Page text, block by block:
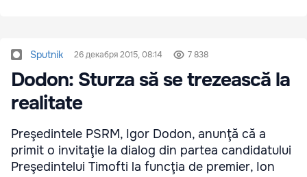
Sputnik 26 декабря 2015, 08:14 7 838
Dodon: Sturza să se trezească la
realitate
Preşedintele PSRM, Igor Dodon, anunţă că a
primit o invitaţie la dialog din partea candidatului
Preşedintelui Timofti la funcţia de premier, Ion